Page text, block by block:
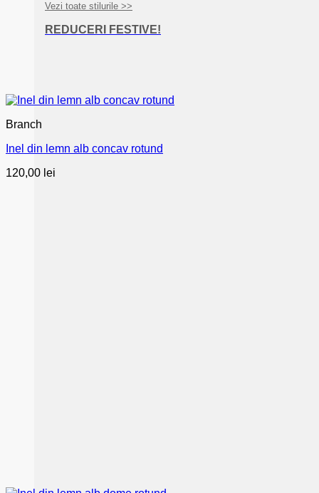
Vezi toate stilurile >>
REDUCERI FESTIVE!
Branch
Inel din lemn alb concav rotund
120,00 lei